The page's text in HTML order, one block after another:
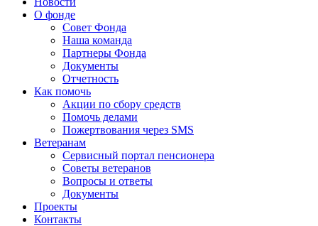
О фонде
Совет Фонда
Наша команда
Партнеры Фонда
Документы
Отчетность
Как помочь
Акции по сбору средств
Помочь делами
Пожертвования через SMS
Ветеранам
Сервисный портал пенсионера
Советы ветеранов
Вопросы и ответы
Документы
Проекты
Контакты